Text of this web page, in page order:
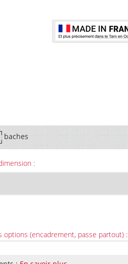
baches
:
options (encadrement, passe partout) :